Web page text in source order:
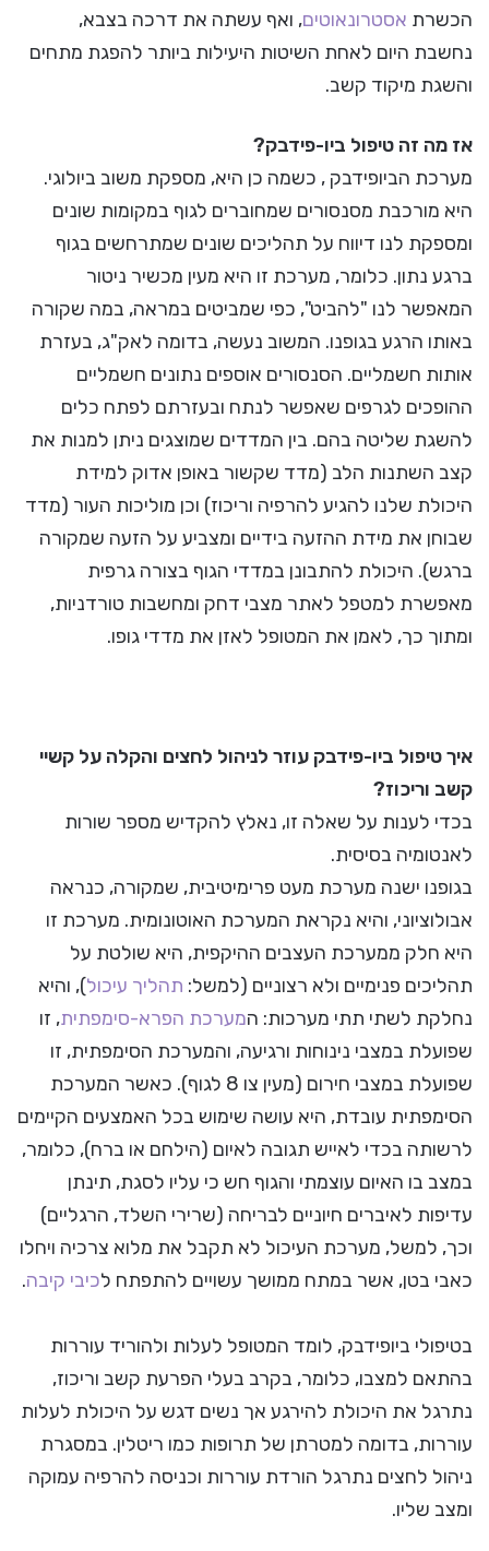
הכשרת אסטרונאוטים, ואף עשתה את דרכה בצבא,
נחשבת היום לאחת השיטות היעילות ביותר להפגת מתחים
והשגת מיקוד קשב.
אז מה זה טיפול ביו-פידבק?
מערכת הביופידבק , כשמה כן היא, מספקת משוב ביולוגי.
היא מורכבת מסנסורים שמחוברים לגוף במקומות שונים
ומספקת לנו דיווח על תהליכים שונים שמתרחשים בגוף
ברגע נתון. כלומר, מערכת זו היא מעין מכשיר ניטור
המאפשר לנו "להביט", כפי שמביטים במראה, במה שקורה
באותו הרגע בגופנו. המשוב נעשה, בדומה לאק"ג, בעזרת
אותות חשמליים. הסנסורים אוספים נתונים חשמליים
ההופכים לגרפים שאפשר לנתח ובעזרתם לפתח כלים
להשגת שליטה בהם. בין המדדים שמוצגים ניתן למנות את
קצב השתנות הלב (מדד שקשור באופן אדוק למידת
היכולת שלנו להגיע להרפיה וריכוז) וכן מוליכות העור (מדד
שבוחן את מידת ההזעה בידיים ומצביע על הזעה שמקורה
ברגש). היכולת להתבונן במדדי הגוף בצורה גרפית
מאפשרת למטפל לאתר מצבי דחק ומחשבות טורדניות,
ומתוך כך, לאמן את המטופל לאזן את מדדי גופו.
איך טיפול ביו-פידבק עוזר לניהול לחצים והקלה על קשיי
קשב וריכוז?
בכדי לענות על שאלה זו, נאלץ להקדיש מספר שורות
לאנטומיה בסיסית.
בגופנו ישנה מערכת מעט פרימיטיבית, שמקורה, כנראה
אבולוציוני, והיא נקראת המערכת האוטונומית. מערכת זו
היא חלק ממערכת העצבים ההיקפית, היא שולטת על
תהליכים פנימיים ולא רצוניים (למשל: תהליך עיכול), והיא
נחלקת לשתי תתי מערכות: המערכת הפרא-סימפתית, זו
שפועלת במצבי נינוחות ורגיעה, והמערכת הסימפתית, זו
שפועלת במצבי חירום (מעין צו 8 לגוף). כאשר המערכת
הסימפתית עובדת, היא עושה שימוש בכל האמצעים הקיימים
לרשותה בכדי לאייש תגובה לאיום (הילחם או ברח), כלומר,
במצב בו האיום עוצמתי והגוף חש כי עליו לסגת, תינתן
עדיפות לאיברים חיוניים לבריחה (שרירי השלד, הרגליים)
וכך, למשל, מערכת העיכול לא תקבל את מלוא צרכיה ויחלו
כאבי בטן, אשר במתח ממושך עשויים להתפתח לכיבי קיבה.
בטיפולי ביופידבק, לומד המטופל לעלות ולהוריד עוררות
בהתאם למצבו, כלומר, בקרב בעלי הפרעת קשב וריכוז,
נתרגל את היכולת להירגע אך נשים דגש על היכולת לעלות
עוררות, בדומה למטרתן של תרופות כמו ריטלין. במסגרת
ניהול לחצים נתרגל הורדת עוררות וכניסה להרפיה עמוקה
ומצב שליו.